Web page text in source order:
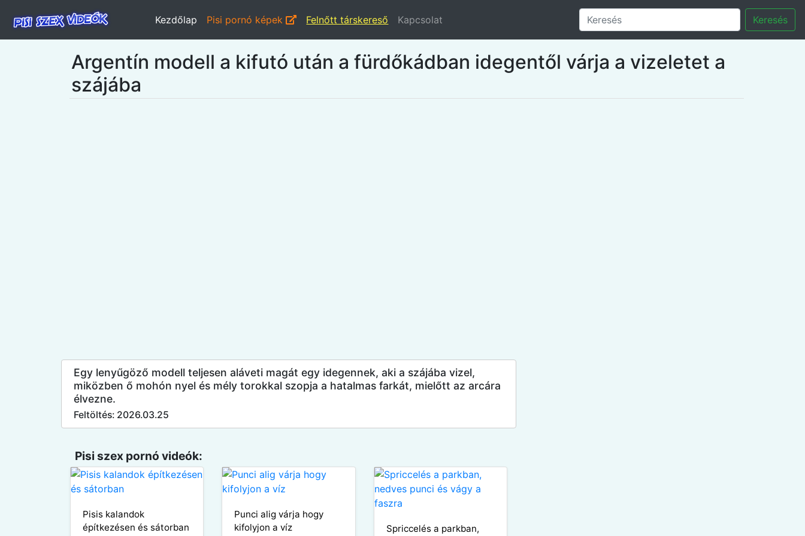
Kezdőlap Pisi pornó képek Felnőtt társkereső Kapcsolat Keresés
Argentín modell a kifutó után a fürdőkádban idegentől várja a vizeletet a
szájába
Egy lenyűgöző modell teljesen aláveti magát egy idegennek, aki a szájába vizel,
miközben ő mohón nyel és mély torokkal szopja a hatalmas farkát, mielőtt az arcára
élvezne.
Feltöltés: 2026.03.25
Pisi szex pornó videók:
Pisis kalandok
építkezésen és sátorban
Punci alig várja hogy
kifolyjon a víz
Spriccelés a parkban,